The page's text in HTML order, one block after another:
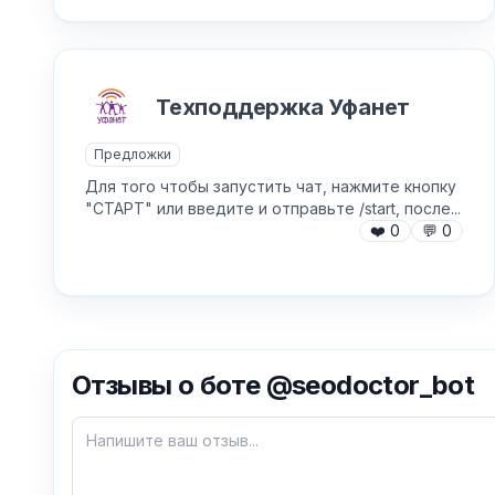
Техподдержка Уфанет
Предложки
Для того чтобы запустить чат, нажмите кнопку
"СТАРТ" или введите и отправьте /start, после...
❤️ 0 💬 0
Отзывы о боте @seodoctor_bot